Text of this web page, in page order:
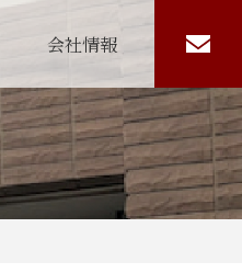
会社情報